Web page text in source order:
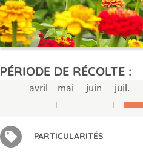
PÉRIODE DE RÉCOLTE :
avril mai juin juil.
PARTICULARITÉS